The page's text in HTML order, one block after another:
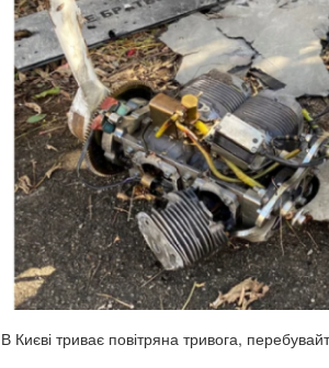
В Києві триває повітряна тривога,